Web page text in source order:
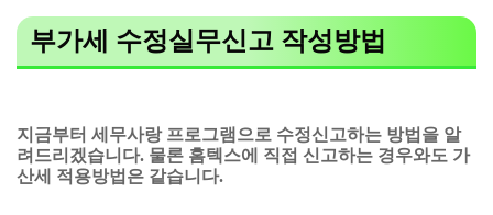
부가세 수정실무신고 작성방법
지금부터 세무사랑 프로그램으로 수정신고하는 방법을 알
려드리겠습니다. 물론 홈텍스에 직접 신고하는 경우와도 가
산세 적용방법은 같습니다.